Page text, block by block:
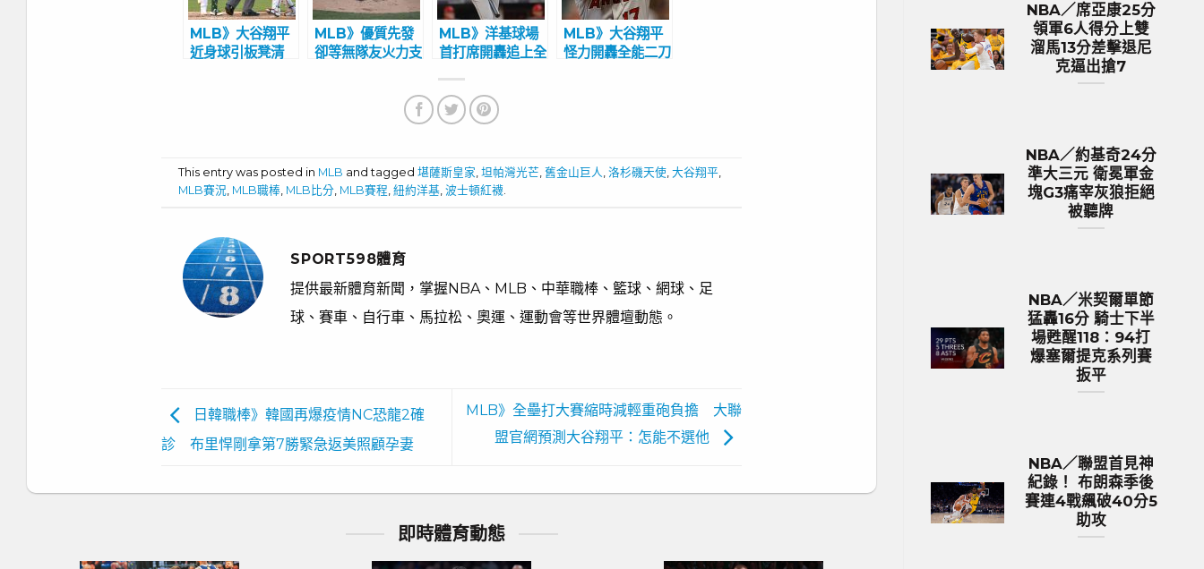
MLB》大谷翔平
近身球引板凳清
MLB》優質先發
卻等無隊友火力支
MLB》洋基球場
首打席開轟追上全
美
MLB》大谷翔平
怪力開轟全能二刀
This entry was posted in MLB and tagged堪薩斯皇家,坦帕灣光芒,舊金山巨人,洛杉磯天使,大谷翔平,
MLB賽況, MLB職棒, MLB比分, MLB賽程,紐約洋基,波士頓紅襪.
SPORT598體育
提供最新體育新聞，掌握NBA、MLB、中華職棒、籃球、網球、足
球、賽車、自行車、馬拉松、奧運、運動會等世界體壇動態。
日韓職棒》韓國再爆疫情NC恐龍2確
診 布里悍剛拿第7勝緊急返美照顧孕妻
MLB》全壘打大賽縮時減輕重砲負擔 大聯
盟官網預測大谷翔平：怎能不選他
即時體育動態
NBA／席亞康25分
領軍6人得分上雙
溜馬13分差擊退尼
克逼出搶7
NBA／約基奇24分
準大三元 衛冕軍金
塊G3痛宰灰狼拒絕
被聽牌
NBA／米契爾單節
猛轟16分 騎士下半
場甦醒118：94打
爆塞爾提克系列賽
扳平
NBA／聯盟首見神
紀錄！ 布朗森季後
賽連4戰飆破40分5
助攻